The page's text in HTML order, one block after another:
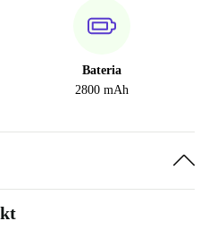
Bateria
2800 mAh